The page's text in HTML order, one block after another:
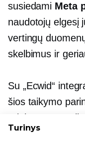
susiedami Meta
naudotojų elgesį
vertingų
skelbimus ir
Su „Ecwid“
šios taikymo
prieinamos.
produktus
Turinys